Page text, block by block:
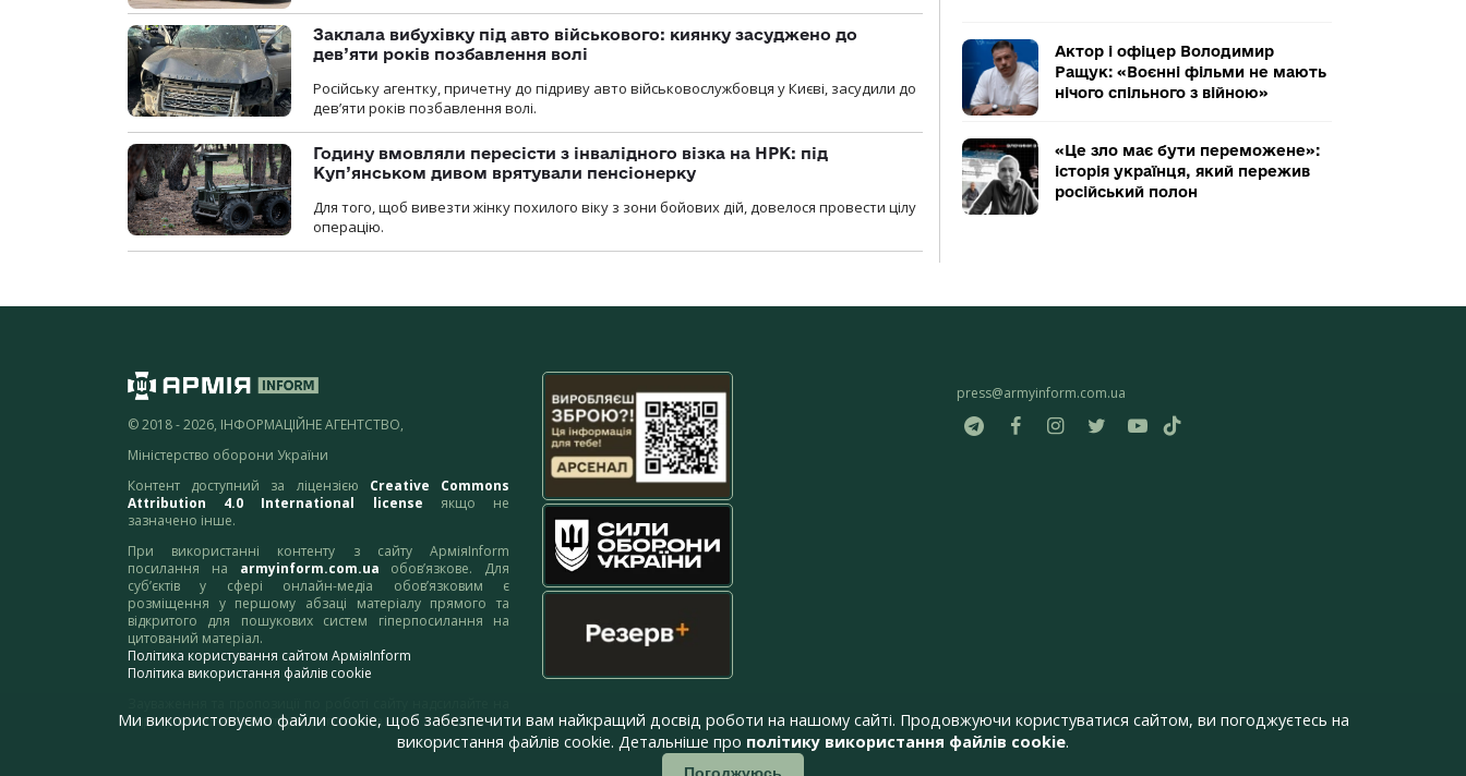
Заклала вибухівку під авто військового: киянку засуджено до
дев’яти років позбавлення волі
Російську агентку, причетну до підриву авто військовослужбовця у Києві, засудили до
дев’яти років позбавлення волі.
Годину вмовляли пересісти з інвалідного візка на НРК: під
Куп’янськом дивом врятували пенсіонерку
Для того, щоб вивезти жінку похилого віку з зони бойових дій, довелося провести цілу
операцію.
Актор і офіцер Володимир
Ращук: «Воєнні фільми не мають
нічого спільного з війною»
«Це зло має бути переможене»:
історія українця, який пережив
російський полон
© 2018 - 2026, ІНФОРМАЦІЙНЕ АГЕНТСТВО,
Міністерство оборони України
Контент доступний за ліцензією Creative Commons
Attribution 4.0 International license якщо не
зазначено інше.
При використанні контенту з сайту АрміяInform
посилання на armyinform.com.ua обов’язкове. Для
суб’єктів у сфері онлайн-медіа обов’язковим є
розміщення у першому абзаці матеріалу прямого та
відкритого для пошукових систем гіперпосилання на
цитований матеріал.
Політика користування сайтом АрміяInform
Політика використання файлів cookie
адресу:webmaster@armyinform.com.ua
press@armyinform.com.ua
Ми використовуємо файли cookie, щоб забезпечити вам найкращий досвід роботи на нашому сайті. Продовжуючи користуватися сайтом, ви погоджуєтесь на
використання файлів cookie. Детальніше про політику використання файлів cookie.